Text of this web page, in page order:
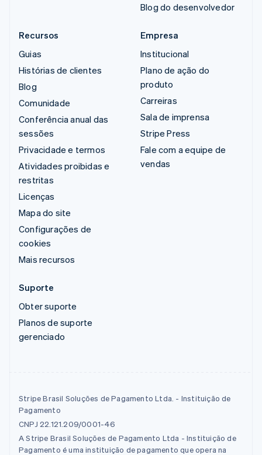
Blog do desenvolvedor
Recursos
Guias
Histórias de clientes
Blog
Comunidade
Conferência anual das
sessões
Privacidade e termos
Atividades proibidas e
restritas
Licenças
Mapa do site
Configurações de
cookies
Mais recursos
Empresa
Institucional
Plano de ação do
produto
Carreiras
Sala de imprensa
Stripe Press
Fale com a equipe de
vendas
Suporte
Obter suporte
Planos de suporte
gerenciado
Stripe Brasil Soluções de Pagamento Ltda. - Instituição de
Pagamento
CNPJ 22.121.209/0001-46
A Stripe Brasil Soluções de Pagamento Ltda - Instituição de
Pagamento é uma instituição de pagamento que opera na